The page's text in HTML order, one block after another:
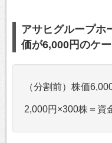
アサヒグループホ
価が6,000円のケ
（分割前）株価
2,000円×300株＝資